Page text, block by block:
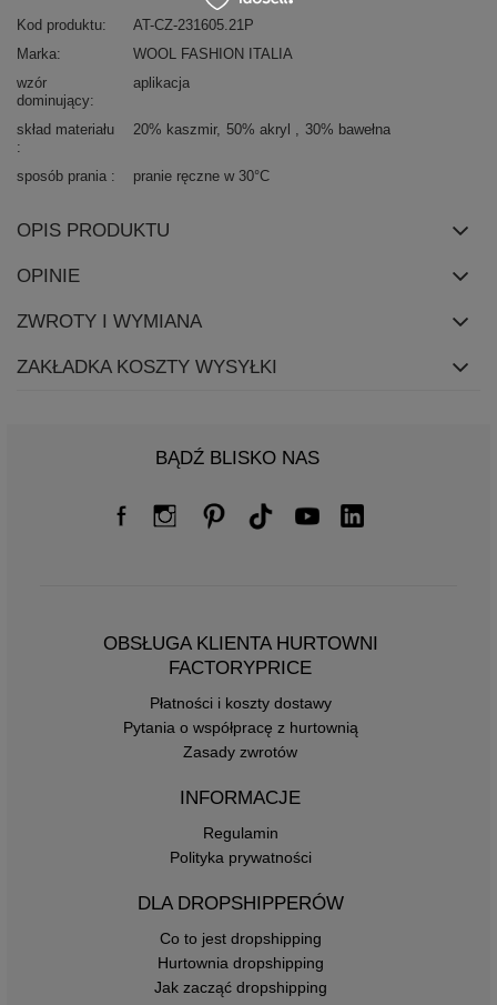
Kod produktu
AT-CZ-231605.21P
Marka
WOOL FASHION ITALIA
wzór
dominujący
aplikacja
skład materiału 20% kaszmir 50% akryl 30% bawełna
sposób prania pranie ręczne w 30°C
OPIS PRODUKTU
OPINIE
ZWROTY I WYMIANA
ZAKŁADKA KOSZTY WYSYŁKI
BĄDŹ BLISKO NAS
OBSŁUGA KLIENTA HURTOWNI
FACTORYPRICE
Płatności i koszty dostawy
Pytania o współpracę z hurtownią
Zasady zwrotów
INFORMACJE
Regulamin
Polityka prywatności
DLA DROPSHIPPERÓW
Co to jest dropshipping
Hurtownia dropshipping
Jak zacząć dropshipping